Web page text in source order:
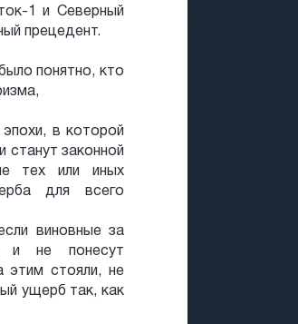
1 и Северный
прецедент.
понятно, кто
в которой
станут законной
тех или иных
для всего
виновные за
и не понесут
этим стояли, не
ущерб так, как